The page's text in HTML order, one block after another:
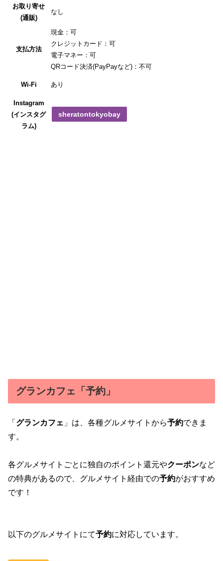
お取り寄せ
(通販)
なし
支払方法
現金：可
クレジットカード：可
電子マネー：可
QRコード決済(PayPayなど)：不可
Wi-Fi あり
Instagram
(インスタグ
ラム)
sheratontokyobay
グランカフェ「予約」
「 グランカフェ 」は、各種グルメサイトから予約できま
す。
各グルメサイトごとに独自のポイント還元やクーポンなど
の特典があるので、グルメサイト経由での予約がおすすめ
です！
以下のグルメサイトにて予約に対応しています。